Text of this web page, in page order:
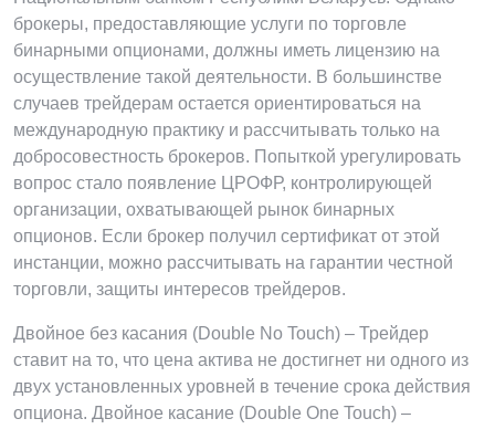
брокеры, предоставляющие услуги по торговле
бинарными опционами, должны иметь лицензию на
осуществление такой деятельности. В большинстве
случаев трейдерам остается ориентироваться на
международную практику и рассчитывать только на
добросовестность брокеров. Попыткой урегулировать
вопрос стало появление ЦРОФР, контролирующей
организации, охватывающей рынок бинарных
опционов. Если брокер получил сертификат от этой
инстанции, можно рассчитывать на гарантии честной
торговли, защиты интересов трейдеров.
Двойное без касания (Double No Touch) – Трейдер
ставит на то, что цена актива не достигнет ни одного из
двух установленных уровней в течение срока действия
опциона. Двойное касание (Double One Touch) –